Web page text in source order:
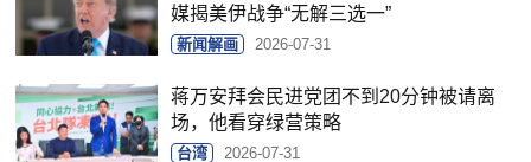
媒揭美伊战争“无解三选一”
新闻解画 2026-07-31
蒋万安拜会民进党团不到20分钟被请离
场，他看穿绿营策略
台湾 2026-07-31